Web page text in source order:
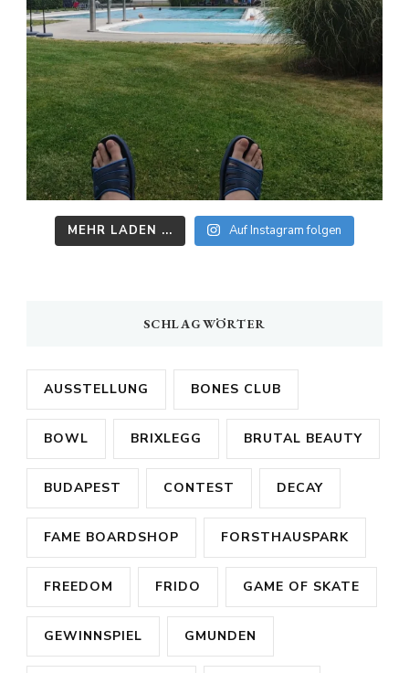
MEHR LADEN ... Auf Instagram folgen
SCHLAGWÖRTER
AUSSTELLUNG BONES CLUB
BOWL BRIXLEGG BRUTAL BEAUTY
BUDAPEST CONTEST DECAY
FAME BOARDSHOP FORSTHAUSPARK
FREEDOM FRIDO GAME OF SKATE
GEWINNSPIEL GMUNDEN